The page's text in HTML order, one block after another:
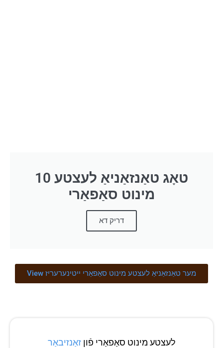
10 טאָג טאַנזאַניאַ לעצטע
מינוט סאַפאַרי
דריק דא
View מער טאַנזאַניאַ לעצטע מינוט סאַפאַרי ייטינערעריז
לעצטע מינוט סאַפאַרי פֿוןזאַנזיבאַר